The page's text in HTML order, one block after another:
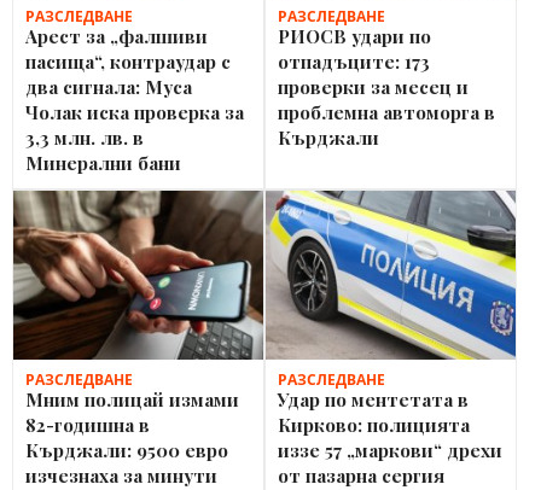
РАЗСЛЕДВАНЕ
Арест за „фалшиви
пасища“, контраудар с
два сигнала: Муса
Чолак иска проверка за
3,3 млн. лв. в
Минерални бани
РАЗСЛЕДВАНЕ
РИОСВ удари по
отпадъците: 173
проверки за месец и
проблемна автоморга в
Кърджали
РАЗСЛЕДВАНЕ
Мним полицай измами
82-годишна в
Кърджали: 9500 евро
изчезнаха за минути
РАЗСЛЕДВАНЕ
Удар по ментетата в
Кирково: полицията
иззе 57 „маркови“ дрехи
от пазарна сергия